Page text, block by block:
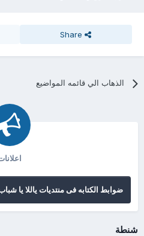
Share
الذهاب الي قائمه المواضيع
اعلانات
ضوابط الكتابه فى منتديات ياللا يا شباب
شنطة